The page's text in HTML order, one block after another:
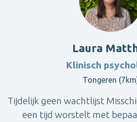
Laura
Klinisch
Tongeren
Tijdelijk geen wachtlijst
een tijd worstelt met